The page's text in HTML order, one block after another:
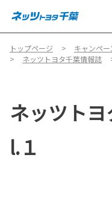
トップページ
キャンペ
ネッツトヨタ千葉情報誌
ネッツト
l.１